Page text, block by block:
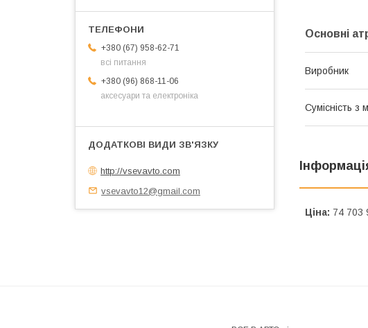
Основні
Виробник
Сумісність з
Ціна: 74 703
+380 (67) 958-62-71
всі питання
+380 (96) 868-11-06
аксесуари та електроніка
http://vsevavto.com
vsevavto12@gmail.com